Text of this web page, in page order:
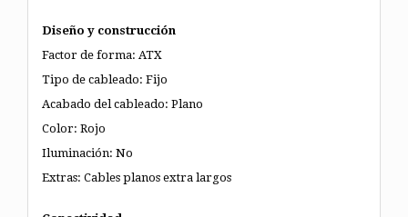
Diseño y construcción
Factor de forma: ATX
Tipo de cableado: Fijo
Acabado del cableado: Plano
Color: Rojo
Iluminación: No
Extras: Cables planos extra largos